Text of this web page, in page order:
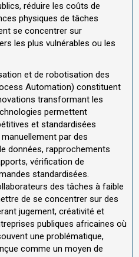
réduire les coûts de
physiques de tâches
se concentrer sur
les plus vulnérables ou les
et de robotisation des
Automation) constituent
transformant les
permettent
et standardisées
par des
données, rapprochements
vérification de
standardisées.
des tâches à faible
de se concentrer sur des
jugement, créativité et
publiques africaines où
une problématique,
comme un moyen de